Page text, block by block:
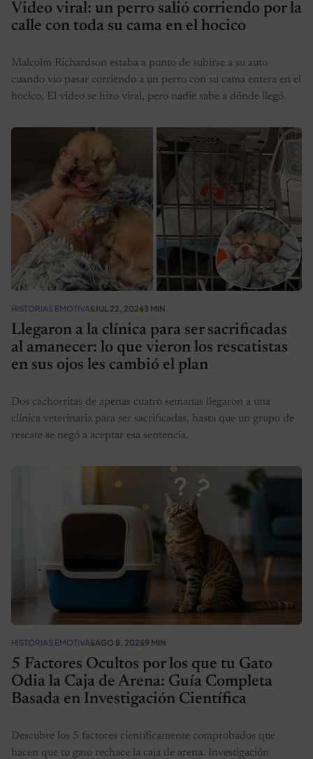
Video viral: un perro salió corriendo por la
calle con toda su cama en el hocico
Malcolm Richardson estaba a punto de subirse a su auto
cuando vio pasar corriendo a un perro con su cama entera en el
hocico. El video se hizo viral, pero nadie sabe a dónde llegó.
HISTORIAS EMOTIVASJUL 22, 20263 MIN
Llegaron a la clínica para ser sacrificadas
al amanecer: lo que vieron los rescatistas
en sus ojos les cambió el plan
Dos cachorritas de apenas cuatro semanas llegaron a una
clínica veterinaria para ser sacrificadas, hasta que un grupo de
rescate se negó a aceptar esa sentencia.
HISTORIAS EMOTIVASAGO 8, 20259 MIN
5 Factores Ocultos por los que tu Gato
Odia la Caja de Arena: Guía Completa
Basada en Investigación Científica
Descubre los 5 factores científicamente comprobados que
hacen que tu gato rechace la caja de arena. Investigación